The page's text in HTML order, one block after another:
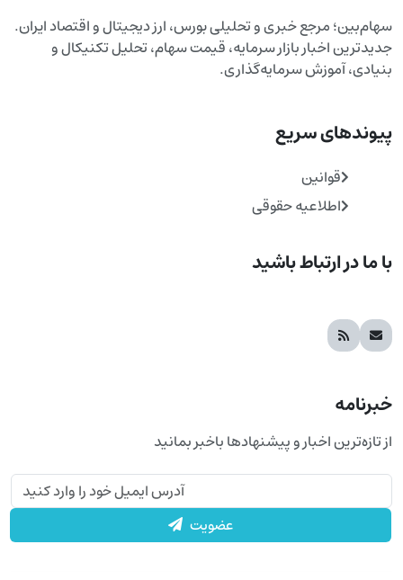
سهام‌بین؛ مرجع خبری و تحلیلی بورس، ارز دیجیتال و اقتصاد ایران.
جدیدترین اخبار بازار سرمایه، قیمت سهام، تحلیل تکنیکال و
بنیادی، آموزش سرمایه‌گذاری.
پیوندهای سریع
قوانین
اطلاعیه حقوقی
با ما در ارتباط باشید
خبرنامه
از تازه‌ترین اخبار و پیشنهادها باخبر بمانید
عضویت